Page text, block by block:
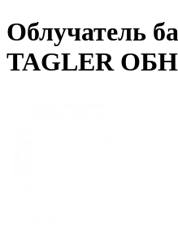
Облучатель
TAGLER